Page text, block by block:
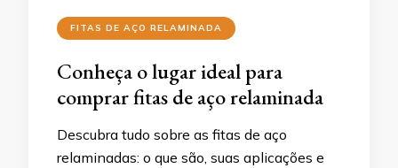
FITAS DE AÇO RELAMINADA
Conheça o lugar ideal para
comprar fitas de aço relaminada
Descubra tudo sobre as fitas de aço
relaminadas: o que são, suas aplicações e